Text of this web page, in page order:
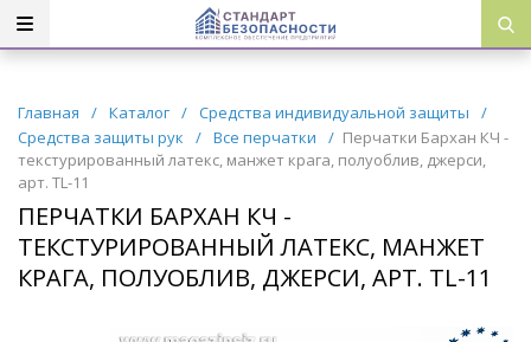
Главная / Каталог / Средства индивидуальной защиты
/
Средства защиты рук
/ Все перчатки / Перчатки Бархан КЧ -
текстурированный латекс, манжет крага, полуоблив, джерси,
арт. TL-11
ПЕРЧАТКИ БАРХАН КЧ -
ТЕКСТУРИРОВАННЫЙ ЛАТЕКС, МАНЖЕТ
КРАГА, ПОЛУОБЛИВ, ДЖЕРСИ, АРТ. TL-11